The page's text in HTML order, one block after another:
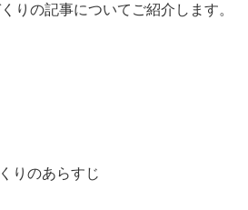
りの記事についてご紹介します。
りのあらすじ